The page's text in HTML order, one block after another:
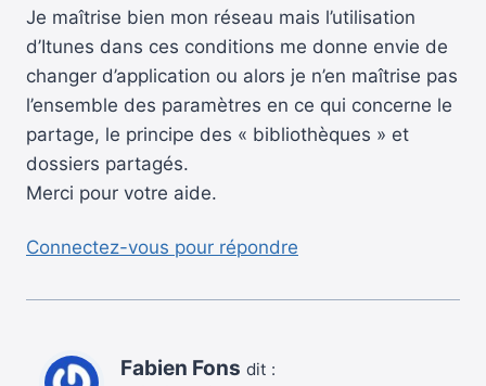
Je maîtrise bien mon réseau mais l’utilisation
d’Itunes dans ces conditions me donne envie de
changer d’application ou alors je n’en maîtrise pas
l’ensemble des paramètres en ce qui concerne le
partage, le principe des « bibliothèques » et
dossiers partagés.
Merci pour votre aide.
Connectez-vous pour répondre
Fabien Fons dit :